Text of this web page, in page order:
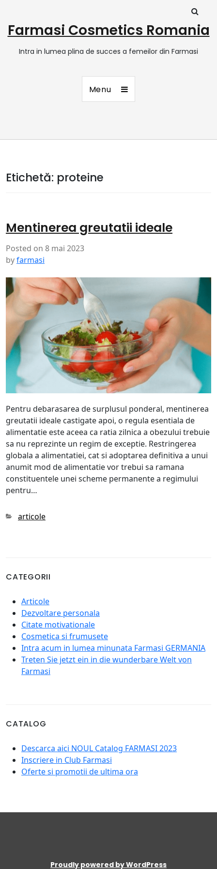
Farmasi Cosmetics Romania
Intra in lumea plina de succes a femeilor din Farmasi
Menu
Etichetă: proteine
Mentinerea greutatii ideale
Posted on 8 mai 2023
byfarmasi
Pentru debarasarea de surplusul ponderal, mentinerea
greutatii ideale castigate apoi, o regula esentiala de
alimentatie este aceea ca ratia zilnica a obezului trebuie
sa nu reprezinte un regim de exceptie. Restringerea
globala a alimentatiei, cat si adoptarea definitiva a unui
anumit mod de alimentatie vor trebui sa ramana
constituentele unei scheme permanente a regimului
pentru…
Categories
articole
CATEGORII
Articole
Dezvoltare personala
Citate motivationale
Cosmetica si frumusete
Intra acum in lumea minunata Farmasi GERMANIA
Treten Sie jetzt ein in die wunderbare Welt von
Farmasi
CATALOG
Descarca aici NOUL Catalog FARMASI 2023
Inscriere in Club Farmasi
Oferte si promotii de ultima ora
Proudly powered by WordPress